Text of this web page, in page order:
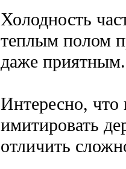
Холодность
теплым полом
даже приятным.
Интересно, что
имитировать
отличить